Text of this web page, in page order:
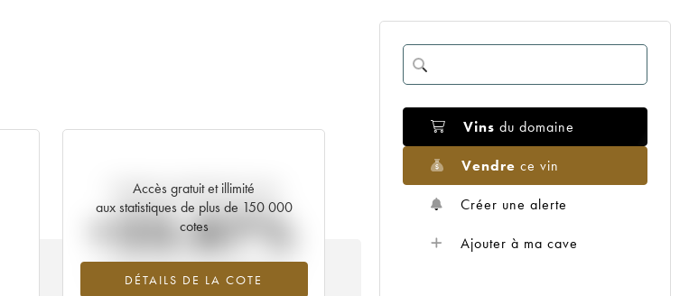
Accès gratuit et illimité
aux statistiques de plus de 150 000
cotes
DÉTAILS DE LA COTE
Tendance actuelle de la cote
+23.87%
Tendance à la hausse du millésime 1971
en 2026 par rapport à 2025
Vins du domaine
Vendre ce vin
Créer une alerte
Ajouter à ma cave